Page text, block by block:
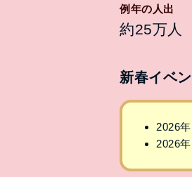
例年の人出
約25万人
新春イベ
2026
2026